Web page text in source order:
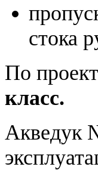
стока
По
класс.
Акведук